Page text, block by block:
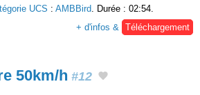
UCS : AMBBird. Durée : 02:54.
+ d'infos & Téléchargement
50km/h #12